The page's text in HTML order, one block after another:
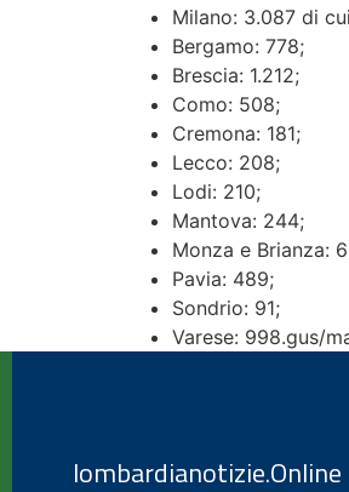
Milano: 3.087 di
Bergamo: 778;
Brescia: 1.212;
Como: 508;
Cremona: 181;
Lecco: 208;
Lodi: 210;
Mantova: 244;
Monza e Brianza:
Pavia: 489;
Sondrio: 91;
Varese: 998.gus/
lombardianotizie.Online